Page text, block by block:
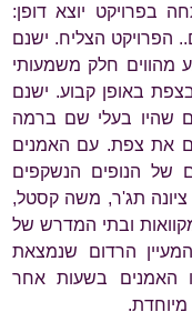
יוצא דופן:
הפרויקט הצליח. ישנם
מהווים חלק משמעותי
באופן קבוע. ישנם
שהיו בעלי שם ברמה
את צפת. עם האמנים
של הנופים הנשקפים
תג'ר, משה קסטל,
ובתי המדרש של
המעיין הרדום שנמצאת
האמנים בשעות אחר
מיוחדת.